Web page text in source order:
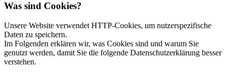
Was sind Cookies?
Unsere Website verwendet HTTP-Cookies, um nutzerspezifische
Daten zu speichern.
Im Folgenden erklären wir, was Cookies sind und warum Sie
genutzt werden, damit Sie die folgende Datenschutzerklärung besser
verstehen.